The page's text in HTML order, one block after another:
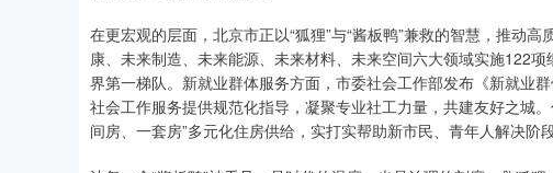
在更宏观的层面，北京市正以“狐狸”与“酱板鸭”兼救的智慧，推动
康、未来制造、未来能源、未来材料、未来空间六大领域实施122
界第一梯队。新就业群体服务方面，市委社会工作部发布《新就业
社会工作服务提供规范化指导，凝聚专业社工力量，共建友好之城
间房、一套房”多元化住房供给，实打实帮助新市民、青年人解决阶